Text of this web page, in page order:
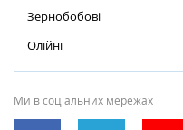
Зернобобові
Олійні
Ми в соціальних мережах